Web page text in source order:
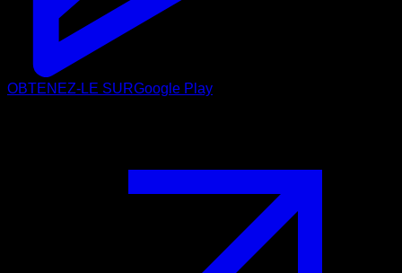
OBTENEZ-LE SURGoogle Play